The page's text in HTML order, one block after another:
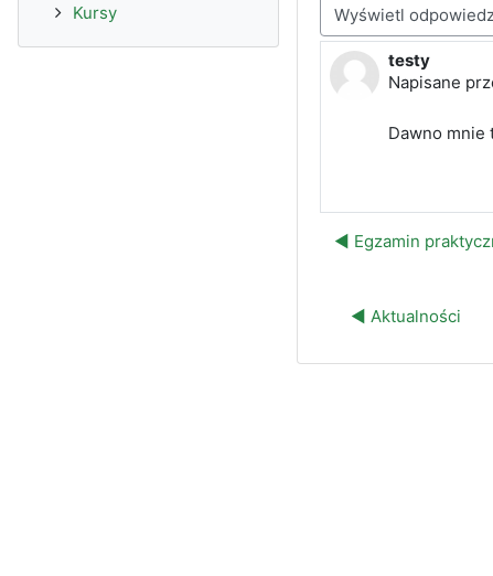
Sposób wyświetlania
testy
Napisane
Liczba
Dawno mnie
◀︎ Egzamin
◀︎ Aktualności
Kursy